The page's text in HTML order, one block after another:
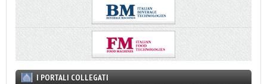
I PORTALI COLLEGATI